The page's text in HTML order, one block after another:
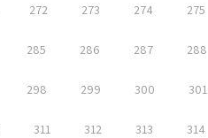
272 273 274 275
285 286 287 288
298 299 300 301
311 312 313 314